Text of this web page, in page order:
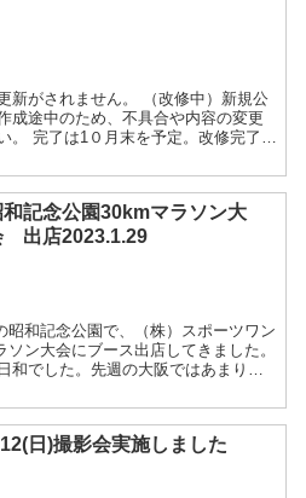
がされません。 （改修中）新規公
途中のため、不具合や内容の変更
。 完了は1０月末を予定。改修完了以
和記念公園30kmマラソン大
出店2023.1.29
昭和記念公園で、（株）スポーツワン
ン大会にブース出店してきました。
和でした。先週の大阪ではあまりに
ています。 次回は、2/12（豊洲グル
様にブース出店します。
日)撮影会実施しました